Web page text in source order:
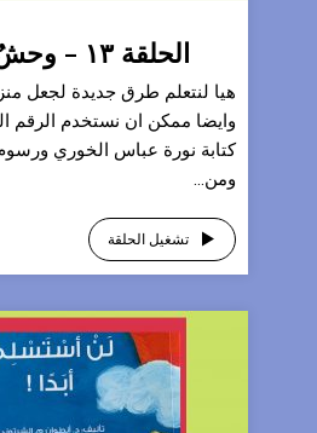
الحلقة ١٣ – وحشٌ في بَيْتِنا
هيا لنتعلم طرق جديدة لجعل
وايضا ممكن ان نستخدم الرقم
كتابة نورة عباس الخوري
ومن...
تشغيل الحلقة